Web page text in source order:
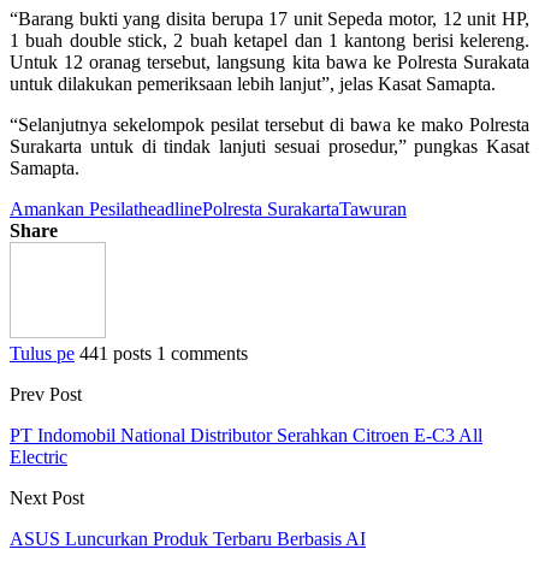
“Barang bukti yang disita berupa 17 unit Sepeda motor, 12 unit HP,
1 buah double stick, 2 buah ketapel dan 1 kantong berisi kelereng.
Untuk 12 oranag tersebut, langsung kita bawa ke Polresta Surakata
untuk dilakukan pemeriksaan lebih lanjut”, jelas Kasat Samapta.
“Selanjutnya sekelompok pesilat tersebut di bawa ke mako Polresta
Surakarta untuk di tindak lanjuti sesuai prosedur,” pungkas Kasat
Samapta.
Amankan PesilatheadlinePolresta SurakartaTawuran
Share
Tulus pe 441 posts 1 comments
Prev Post
PT Indomobil National Distributor Serahkan Citroen E-C3 All
Electric
Next Post
ASUS Luncurkan Produk Terbaru Berbasis AI